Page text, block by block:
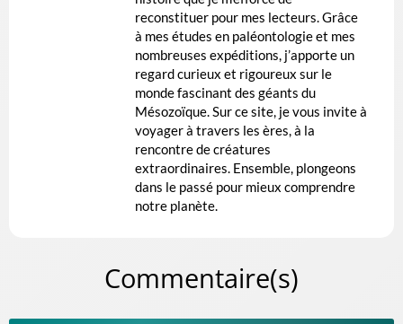
reconstituer pour mes lecteurs. Grâce
à mes études en paléontologie et mes
nombreuses expéditions, j’apporte un
regard curieux et rigoureux sur le
monde fascinant des géants du
Mésozoïque. Sur ce site, je vous invite à
voyager à travers les ères, à la
rencontre de créatures
extraordinaires. Ensemble, plongeons
dans le passé pour mieux comprendre
notre planète.
Commentaire(s)